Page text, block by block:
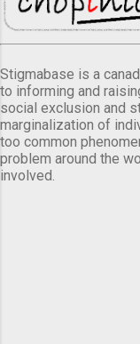
Stigmabase is a
to informing and
social exclusion and
marginalization of
too common
problem around the
involved.